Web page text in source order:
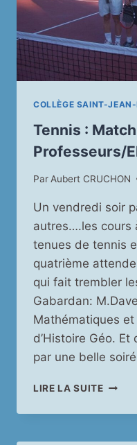
COLLÈGE SAINT-
Tennis : Match
Professeurs/
Par Aubert CRUCHON
Un vendredi soir
autres….les cours
tenues de tennis
quatrième
qui fait trembler
Gabardan:
Mathématiques
d’Histoire Géo.
par une belle
LIRE LA SUITETENNIS